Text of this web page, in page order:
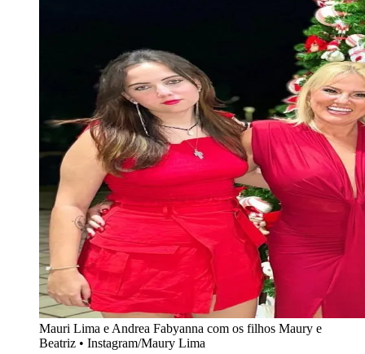
Mauri Lima e Andrea Fabyanna com os filhos Maury e
Beatriz • Instagram/Maury Lima